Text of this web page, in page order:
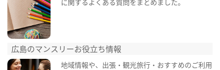
に関するよくある質問をまとめました。
広島のマンスリーお役立ち情報
地域情報や、出張・観光旅行・おすすめのご利用